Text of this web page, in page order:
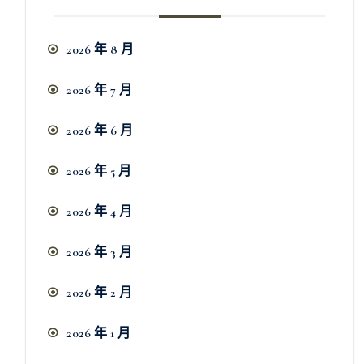
2026 年 8 月
2026 年 7 月
2026 年 6 月
2026 年 5 月
2026 年 4 月
2026 年 3 月
2026 年 2 月
2026 年 1 月